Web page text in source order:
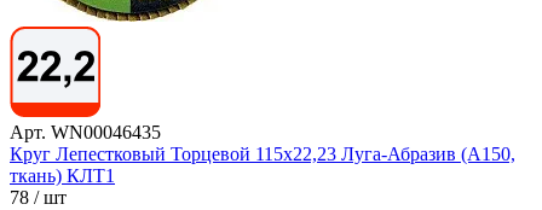
Арт. WN00046435
Круг Лепестковый Торцевой 115х22,23 Луга-Абразив (А150,
ткань) КЛТ1
78 / шт